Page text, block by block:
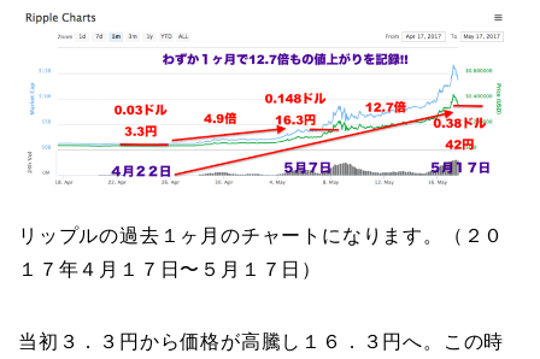
リップルの過去１ヶ月のチャートになります。（２０
１７年４月１７日〜５月１７日）
当初３．３円から価格が高騰し１６．３円へ。この時